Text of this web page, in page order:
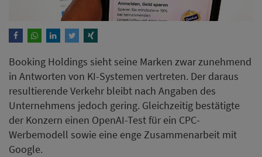
Booking Holdings sieht seine Marken zwar zunehmend
in Antworten von KI-Systemen vertreten. Der daraus
resultierende Verkehr bleibt nach Angaben des
Unternehmens jedoch gering. Gleichzeitig bestätigte
der Konzern einen OpenAI-Test für ein CPC-
Werbemodell sowie eine enge Zusammenarbeit mit
Google.